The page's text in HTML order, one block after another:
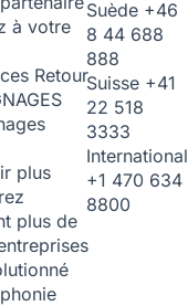
à votre
Retour
plus
plus de
Suède +46
8 44 688
888
Suisse +41
22 518
3333
International
+1 470 634
8800